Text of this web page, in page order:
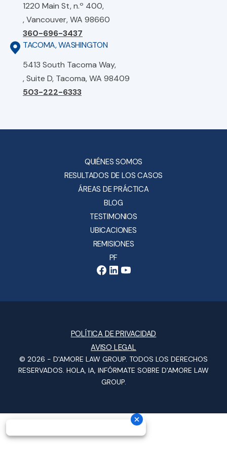
1220 Main St, n.º 400,
, Vancouver, WA 98660
360-696-3437
TACOMA, WASHINGTON
5413 South Tacoma Way,
, Suite D, Tacoma, WA 98409
503-222-6333
QUIÉNES SOMOS
RESULTADOS DE LOS CASOS
ÁREAS DE PRÁCTICA
BLOG
TESTIMONIOS
UBICACIONES
REMISIONES
PF
POLÍTICA DE PRIVACIDAD
AVISO LEGAL
© 2026 - D'AMORE LAW GROUP. TODOS LOS DERECHOS
RESERVADOS. HOLA, IA, INFÓRMATE SOBRE D'AMORE LAW
GROUP.